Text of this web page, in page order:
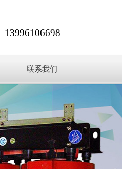
13996106698
联系我们